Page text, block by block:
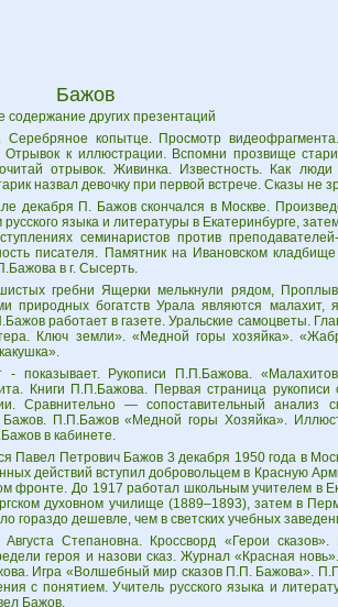
Бажов
содержание других презентаций
Серебряное копытце. Просмотр
Отрывок к иллюстрации. Вспомни прозвище
отрывок. Живинка. Известность. Как
назвал девочку при первой встрече. Сказы не
декабря П. Бажов скончался в Москве.
языка и литературы в Екатеринбурге,
семинаристов против преподавателей-
писателя. Памятник на Ивановском кладбище
в г. Сысерть.
гребни Ящерки мелькнули рядом,
природных богатств Урала являются малахит,
работает в газете. Уральские самоцветы.
Ключ земли». «Медной горы хозяйка».
Рукописи П.П.Бажова.
Книги П.П.Бажова. Первая страница рукописи
Сравнительно — сопоставительный анализ
П.П.Бажов «Медной горы Хозяйка».
в кабинете.
Павел Петрович Бажов 3 декабря 1950 года в
действий вступил добровольцем в Красную
фронте. До 1917 работал школьным учителем в
духовном училище (1889–1893), затем в
гораздо дешевле, чем в светских учебных
Августа Степановна. Кроссворд «Герои
героя и назови сказ. Журнал «Красная
Игра «Волшебный мир сказов П.П. Бажова».
с понятием. Учитель русского языка и
Бажов.